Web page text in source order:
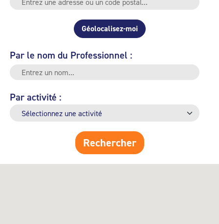
Géolocalisez-moi
Par le nom du Professionnel :
Par activité :